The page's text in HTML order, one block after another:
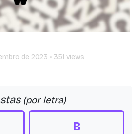
de 2023 • 351 views
(por letra)
B